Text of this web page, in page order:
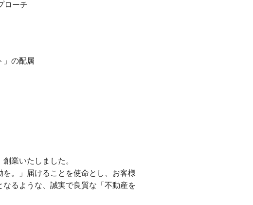
ローチ
」の配属
業いたしました。
。」届けることを使命とし、お客様
るような、誠実で良質な「不動産を